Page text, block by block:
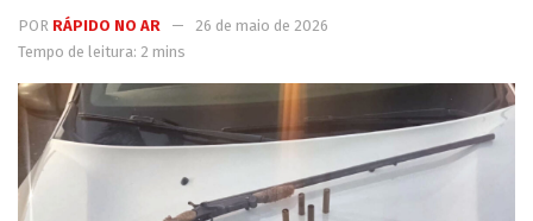
POR RÁPIDO NO AR
26 de maio de 2026
Tempo de leitura: 2 mins